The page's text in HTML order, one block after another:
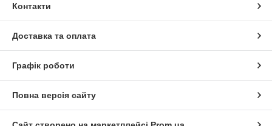
Контакти
Доставка та оплата
Графік роботи
Повна версія сайту